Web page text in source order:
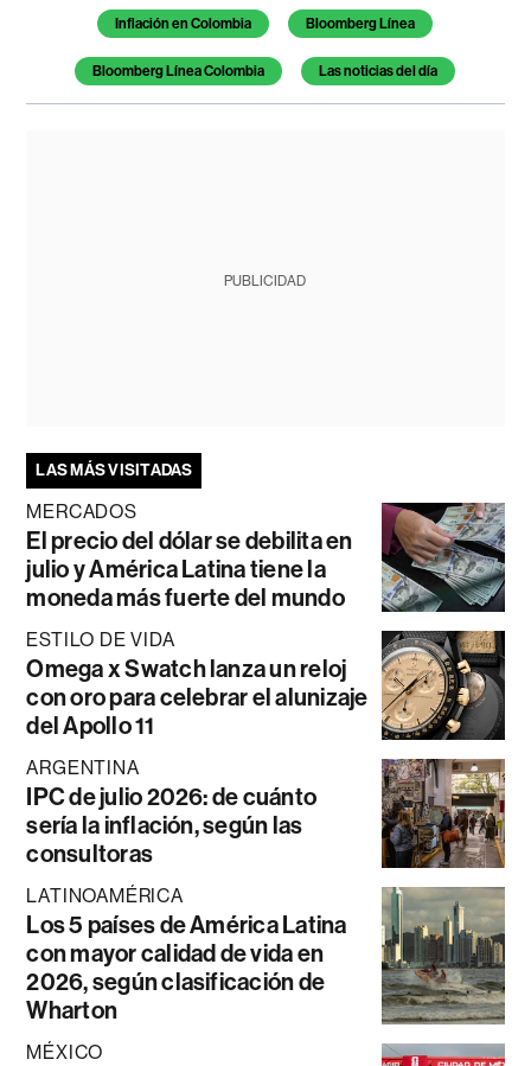
Inflación en Colombia Bloomberg Línea
Bloomberg Línea Colombia Las noticias del día
PUBLICIDAD
LAS MÁS VISITADAS
MERCADOS
El precio del dólar se debilita en
julio y América Latina tiene la
moneda más fuerte del mundo
ESTILO DE VIDA
Omega x Swatch lanza un reloj
con oro para celebrar el alunizaje
del Apollo 11
ARGENTINA
IPC de julio 2026: de cuánto
sería la inflación, según las
consultoras
LATINOAMÉRICA
Los 5 países de América Latina
con mayor calidad de vida en
2026, según clasificación de
Wharton
MÉXICO